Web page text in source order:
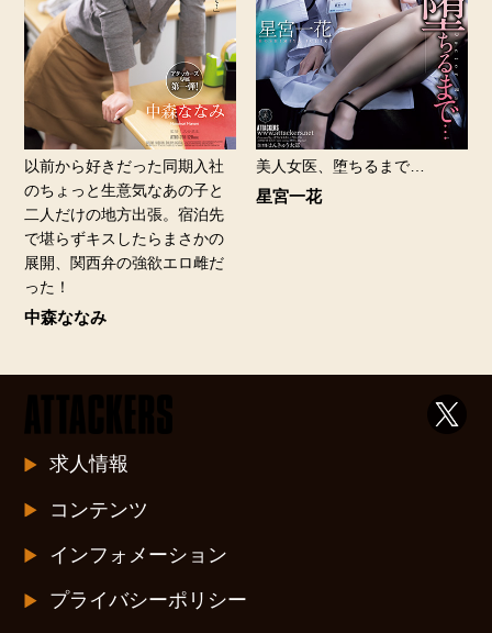
以前から好きだった同期入社
のちょっと生意気なあの子と
二人だけの地方出張。宿泊先
で堪らずキスしたらまさかの
展開、関西弁の強欲エロ雌だ
った！
中森ななみ
美人女医、堕ちるまで…
星宮一花
求人情報
コンテンツ
インフォメーション
プライバシーポリシー